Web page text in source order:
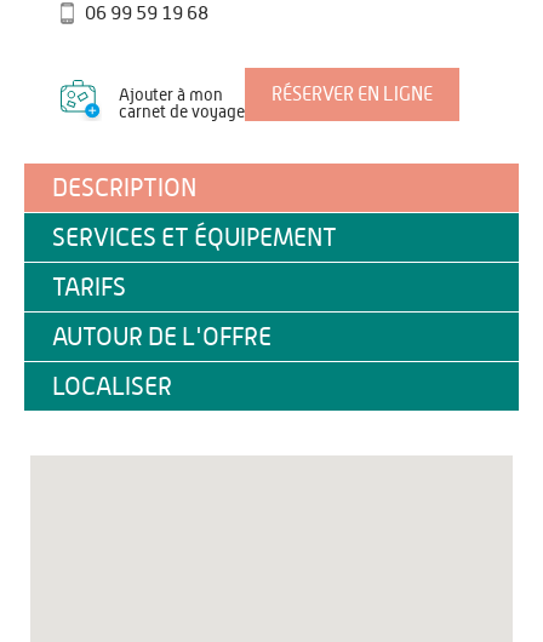
06 99 59 19 68
Ajouter à mon
carnet de voyage
RÉSERVER EN LIGNE
DESCRIPTION
SERVICES ET ÉQUIPEMENT
TARIFS
AUTOUR DE L'OFFRE
LOCALISER